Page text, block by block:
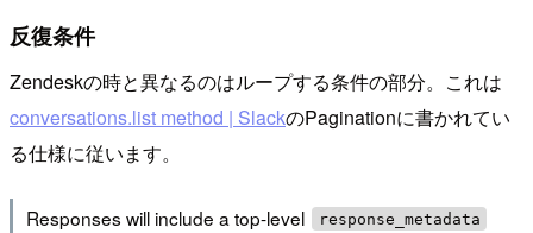
反復条件
Zendeskの時と異なるのはループする条件の部分。これは
conversations.list method | SlackのPaginationに書かれてい
る仕様に従います。
Responses will include a top-level response_metadata